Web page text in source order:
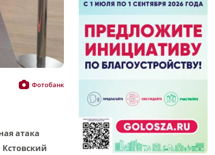
Фотобанк
атака
В Нижегородской области наградили
более 40 организаций к Дню строителя
17:57
Садыр Жапаров и Глеб Никитин провели
рабочую встречу в Киргизии
17:38